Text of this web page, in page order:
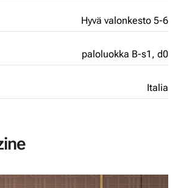
Hyvä valonkesto 5-6
paloluokka B-s1, d0
Italia